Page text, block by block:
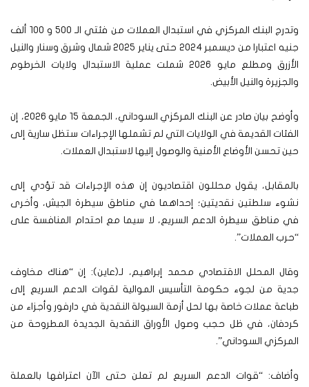
وتدرج البنك المركزي في استبدال العملات من فئتي الـ 500 و 100 ألف
جنيه اعتبارا من ديسمبر 2024 حتى يناير 2025 شمال وشرق وسنار والنيل
الأزرق ومطلع مايو 2026 شملت عملية الاستبدال ولايات الخرطوم
والجزيرة والنيل الأبيض.
وأوضح بيان صادر عن البنك المركزي السوداني، الجمعة 15 مايو 2026، إن
الفئات القديمة في الولايات التي لم تشملها الإجراءات ستظل سارية إلى
حين تحسن الأوضاع الأمنية والوصول إليها لاستبدال العملات.
بالمقابل، يقول محللون اقتصاديون إن هذه الإجراءات قد تؤدي إلى
نشوء سلطتين نقديتين؛ إحداهما في مناطق سيطرة الجيش، وأخرى
في مناطق سيطرة الدعم السريع، لا سيما مع احتدام المنافسة على
“حرب العملات”.
وقال المحلل الاقتصادي محمد إبراهيم، لـ(عاين): إن “هناك مخاوف
جدية من لجوء حكومة التأسيس الموالية لقوات الدعم السريع إلى
طباعة عملات خاصة بها لحل أزمة السيولة النقدية في دارفور وأجزاء من
كردفان، في ظل حجب وصول الأوراق النقدية الجديدة المطروحة من
المركزي السوداني”.
وأضاف: “قوات الدعم السريع لم تعلن حتى الآن اعترافها بالعملة